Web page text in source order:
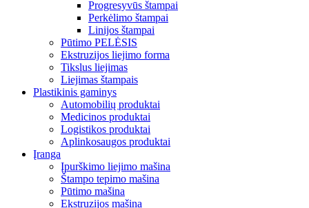
Progresyvūs štampai
Perkėlimo štampai
Linijos štampai
Pūtimo PELĖSIS
Ekstruzijos liejimo forma
Tikslus liejimas
Liejimas štampais
Plastikinis gaminys
Automobilių produktai
Medicinos produktai
Logistikos produktai
Aplinkosaugos produktai
Įranga
Įpurškimo liejimo mašina
Štampo tepimo mašina
Pūtimo mašina
Ekstruzijos mašina